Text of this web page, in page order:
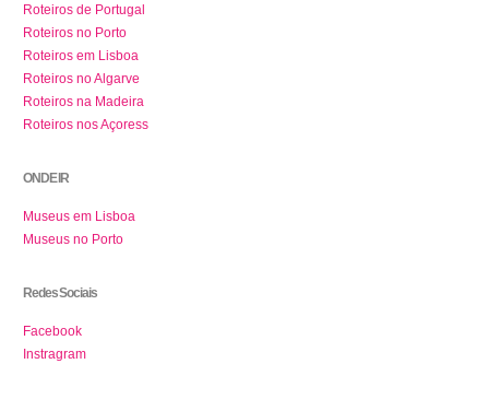
Roteiros de Portugal
Roteiros no Porto
Roteiros em Lisboa
Roteiros no Algarve
Roteiros na Madeira
Roteiros nos Açoress
ONDE IR
Museus em Lisboa
Museus no Porto
Redes Sociais
Facebook
Instragram